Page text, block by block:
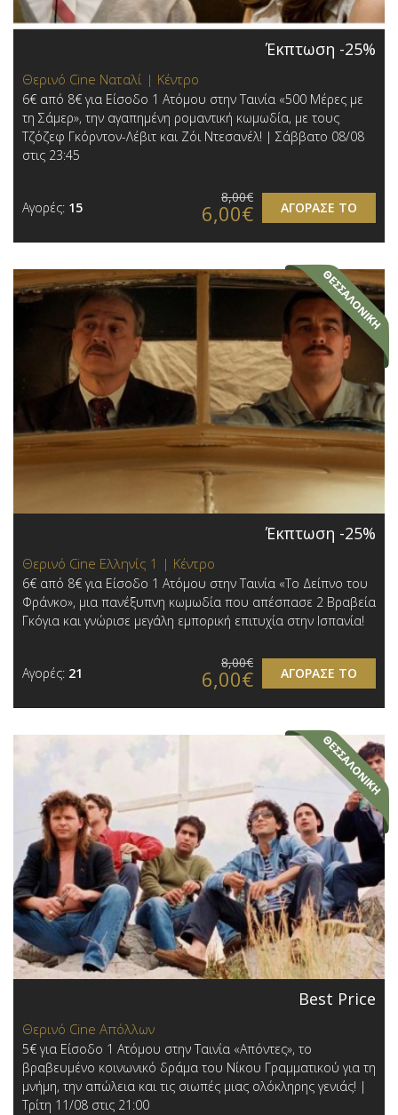
Έκπτωση -25%
Θερινό Cine Ναταλί | Κέντρο
6€ από 8€ για Είσοδο 1 Ατόμου στην Ταινία «500 Μέρες με
τη Σάμερ», την αγαπημένη ρομαντική κωμωδία, με τους
Τζόζεφ Γκόρντον-Λέβιτ και Ζόι Ντεσανέλ! | Σάββατο 08/08
στις 23:45
Αγορές: 15 ΑΓΟΡΑΣΕ ΤΟ
8,00€
6,00€
Έκπτωση -25%
Θερινό Cine Ελληνίς 1 | Κέντρο
6€ από 8€ για Είσοδο 1 Ατόμου στην Ταινία «Το Δείπνο του
Φράνκο», μια πανέξυπνη κωμωδία που απέσπασε 2 Βραβεία
Γκόγια και γνώρισε μεγάλη εμπορική επιτυχία στην Ισπανία!
Αγορές: 21 ΑΓΟΡΑΣΕ ΤΟ
8,00€
6,00€
Best Price
Θερινό Cine Απόλλων
5€ για Είσοδο 1 Ατόμου στην Ταινία «Απόντες», το
βραβευμένο κοινωνικό δράμα του Νίκου Γραμματικού για τη
μνήμη, την απώλεια και τις σιωπές μιας ολόκληρης γενιάς! |
Τρίτη 11/08 στις 21:00